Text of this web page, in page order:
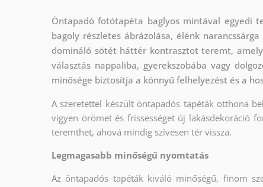
Öntapadó fotótapéta baglyos mintával egyedi
bagoly részletes ábrázolása, élénk
domináló sötét háttér kontrasztot teremt,
választás nappaliba, gyerekszobába vagy
minősége biztosítja a könnyű felhelyezést és a
A szeretettel készült öntapadós tapéták otthona
vigyen örömet és frissességet új lakásdekoráció
teremthet, ahová mindig szívesen tér vissza.
Legmagasabb minőségű nyomtatás
Az öntapadós tapéták kiváló minőségű, finom